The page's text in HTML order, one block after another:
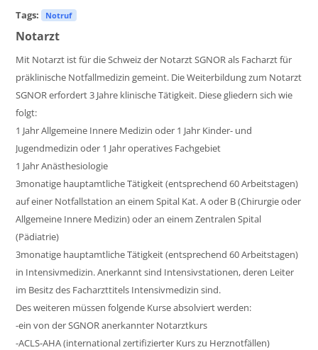
Tags: Notruf
Notarzt
Mit Notarzt ist für die Schweiz der Notarzt SGNOR als Facharzt für
präklinische Notfallmedizin gemeint. Die Weiterbildung zum Notarzt
SGNOR erfordert 3 Jahre klinische Tätigkeit. Diese gliedern sich wie
folgt:
1 Jahr Allgemeine Innere Medizin oder 1 Jahr Kinder- und
Jugendmedizin oder 1 Jahr operatives Fachgebiet
1 Jahr Anästhesiologie
3monatige hauptamtliche Tätigkeit (entsprechend 60 Arbeitstagen)
auf einer Notfallstation an einem Spital Kat. A oder B (Chirurgie oder
Allgemeine Innere Medizin) oder an einem Zentralen Spital
(Pädiatrie)
3monatige hauptamtliche Tätigkeit (entsprechend 60 Arbeitstagen)
in Intensivmedizin. Anerkannt sind Intensivstationen, deren Leiter
im Besitz des Facharzttitels Intensivmedizin sind.
Des weiteren müssen folgende Kurse absolviert werden:
-ein von der SGNOR anerkannter Notarztkurs
-ACLS-AHA (international zertifizierter Kurs zu Herznotfällen)